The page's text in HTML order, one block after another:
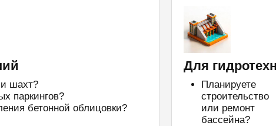
шахт?
паркингов?
бетонной облицовки?
Для
Планируете
строительство
или ремонт
бассейна?